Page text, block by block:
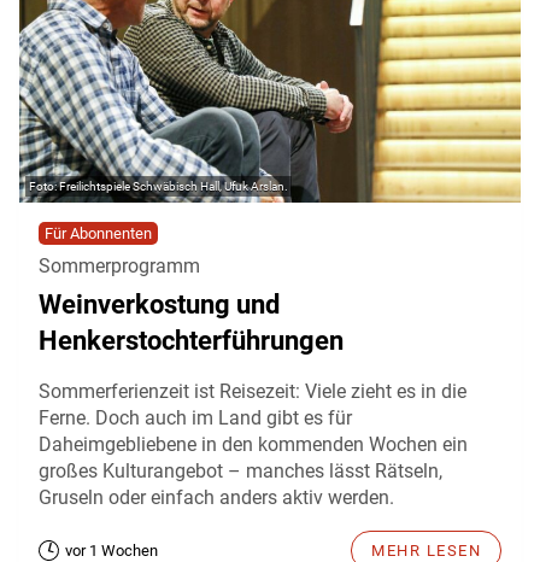
Freilichtspiele Schwäbisch Hall, Ufuk Arslan.
Für Abonnenten
Sommerprogramm
Weinverkostung und
Henkerstochterführungen
Sommerferienzeit ist Reisezeit: Viele zieht es in die
Ferne. Doch auch im Land gibt es für
Daheimgebliebene in den kommenden Wochen ein
großes Kulturangebot – manches lässt Rätseln,
Gruseln oder einfach anders aktiv werden.
vor 1 Wochen MEHR LESEN